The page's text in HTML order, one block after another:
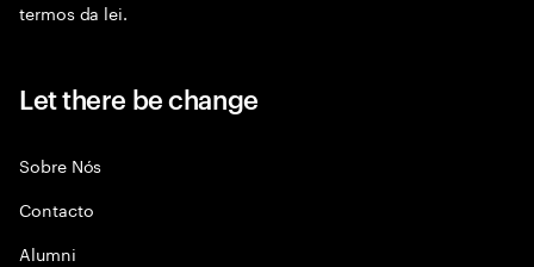
termos da lei.
Let there be change
Sobre Nós
Contacto
Alumni